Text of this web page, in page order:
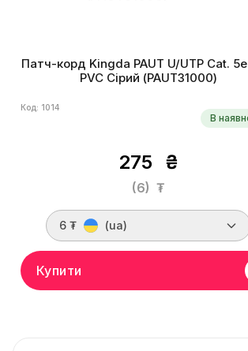
Патч-корд Kingda PAUT U/UTP Cat.
PVC Сірий (PAUT31000)
Код: 1014
В
275 ₴
(6) ₮
6 ₮ (ua)
Купити